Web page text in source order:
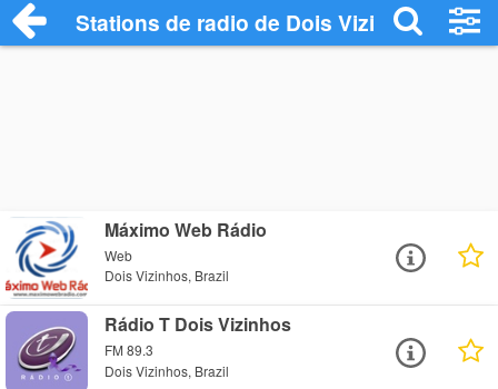
Stations de radio de Dois Vizinhos
Máximo Web Rádio
Web
Dois Vizinhos, Brazil
Rádio T Dois Vizinhos
FM 89.3
Dois Vizinhos, Brazil